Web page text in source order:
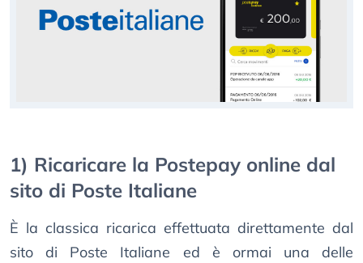
1) Ricaricare la Postepay online dal
sito di Poste Italiane
È la classica ricarica effettuata direttamente dal
sito di Poste Italiane ed è ormai una delle